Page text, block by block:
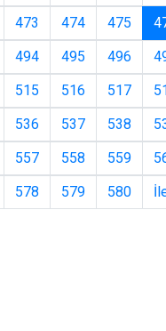
473 474 475
494 495 496
515 516 517
536 537 538
557 558 559
578 579 580